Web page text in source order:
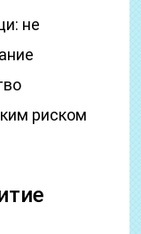
не
риском